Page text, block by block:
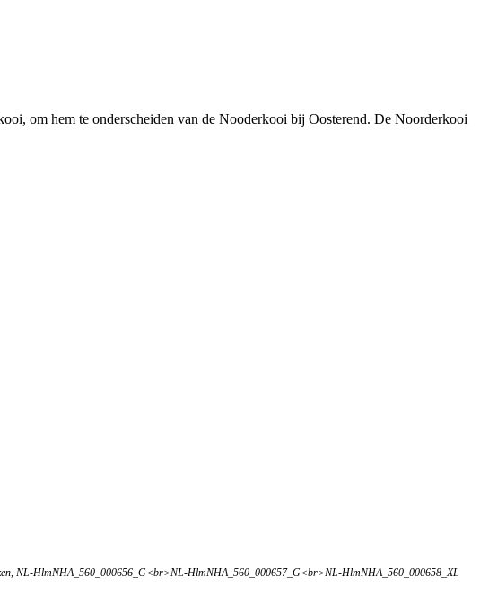
om hem te onderscheiden van de Nooderkooi bij Oosterend. De Noorderkooi
NL-HlmNHA_560_000656_G<br>NL-HlmNHA_560_000657_G<br>NL-HlmNHA_560_000658_XL